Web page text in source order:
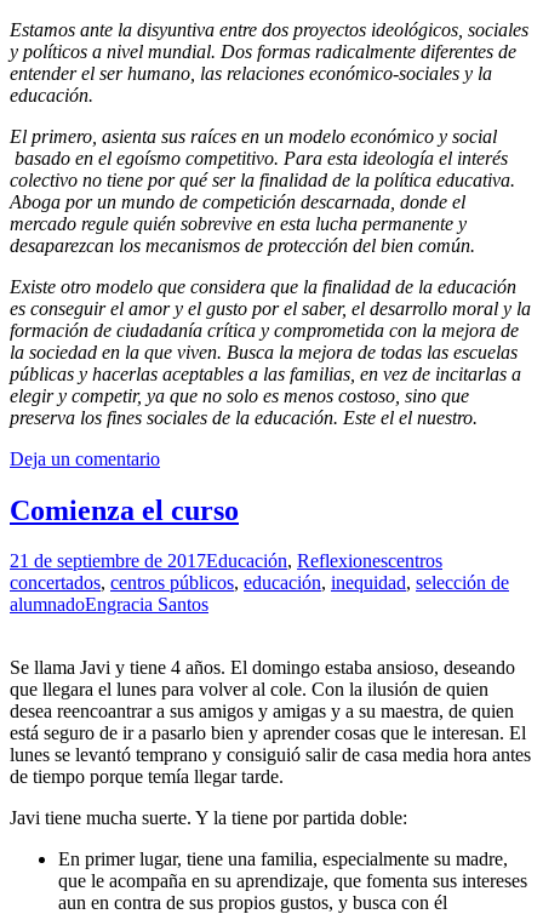
Estamos ante la disyuntiva entre dos proyectos ideológicos, sociales
y políticos a nivel mundial. Dos formas radicalmente diferentes de
entender el ser humano, las relaciones económico-sociales y la
educación.
El primero, asienta sus raíces en un modelo económico y social
basado en el egoísmo competitivo. Para esta ideología el interés
colectivo no tiene por qué ser la finalidad de la política educativa.
Aboga por un mundo de competición descarnada, donde el
mercado regule quién sobrevive en esta lucha permanente y
desaparezcan los mecanismos de protección del bien común.
Existe otro modelo que considera que la finalidad de la educación
es conseguir el amor y el gusto por el saber, el desarrollo moral y la
formación de ciudadanía crítica y comprometida con la mejora de
la sociedad en la que viven. Busca la mejora de todas las escuelas
públicas y hacerlas aceptables a las familias, en vez de incitarlas a
elegir y competir, ya que no solo es menos costoso, sino que
preserva los fines sociales de la educación. Este el el nuestro.
Deja un comentario
Comienza el curso
21 de septiembre de 2017Educación, Reflexionescentros
concertados, centros públicos, educación, inequidad, selección de
alumnadoEngracia Santos
Se llama Javi y tiene 4 años. El domingo estaba ansioso, deseando
que llegara el lunes para volver al cole. Con la ilusión de quien
desea reencoantrar a sus amigos y amigas y a su maestra, de quien
está seguro de ir a pasarlo bien y aprender cosas que le interesan. El
lunes se levantó temprano y consiguió salir de casa media hora antes
de tiempo porque temía llegar tarde.
Javi tiene mucha suerte. Y la tiene por partida doble:
En primer lugar, tiene una familia, especialmente su madre,
que le acompaña en su aprendizaje, que fomenta sus intereses
aun en contra de sus propios gustos, y busca con él